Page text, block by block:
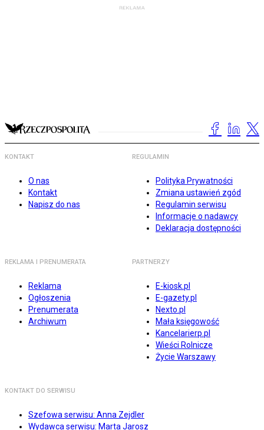
KONTAKT
O nas
Kontakt
Napisz do nas
REGULAMIN
Polityka Prywatności
Zmiana ustawień zgód
Regulamin serwisu
Informacje o nadawcy
Deklaracja dostępności
REKLAMA I PRENUMERATA
Reklama
Ogłoszenia
Prenumerata
Archiwum
PARTNERZY
E-kiosk.pl
E-gazety.pl
Nexto.pl
Mała księgowość
Kancelarierp.pl
Wieści Rolnicze
Życie Warszawy
KONTAKT DO SERWISU
Szefowa serwisu: Anna Zejdler
Wydawca serwisu: Marta Jarosz